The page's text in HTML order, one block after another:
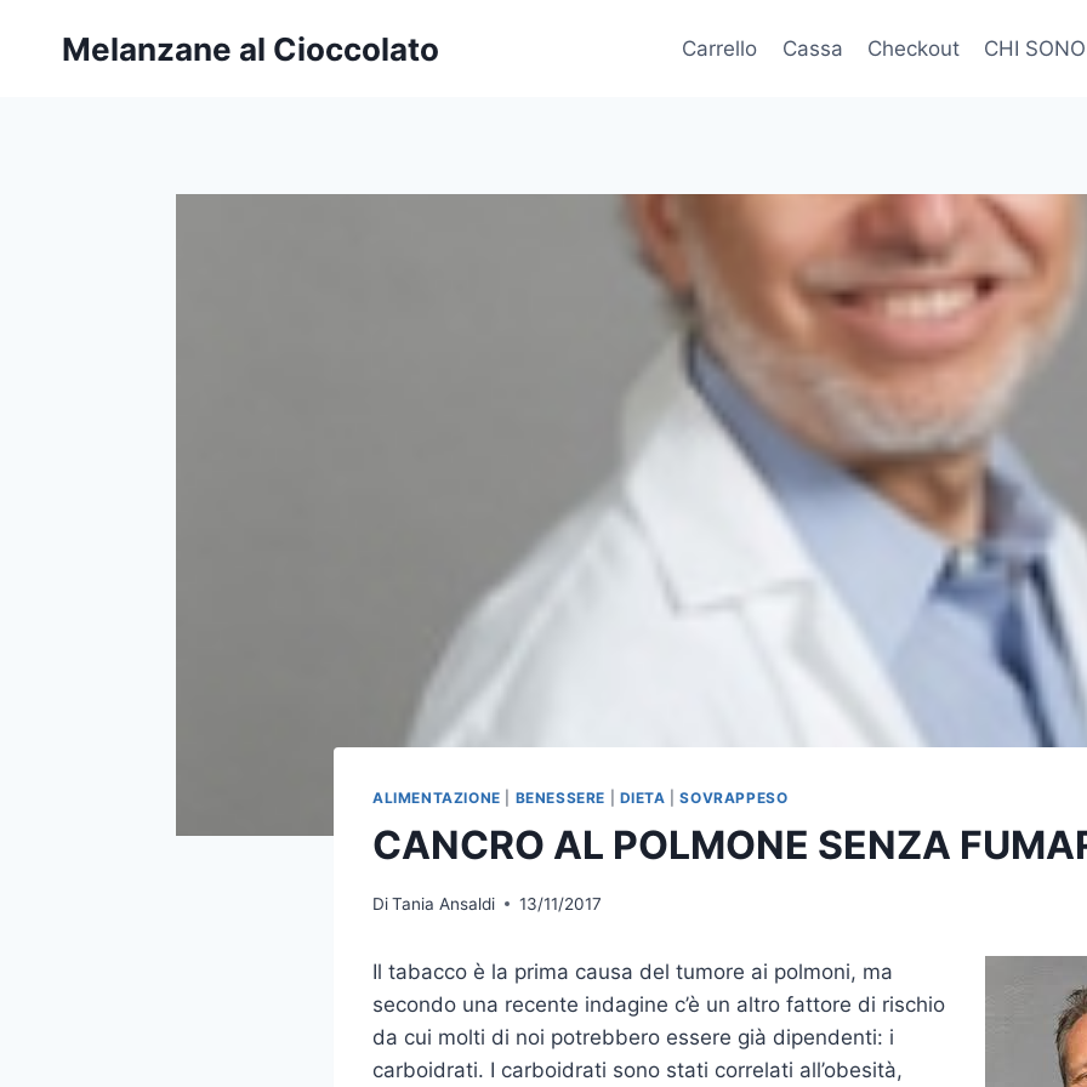
Melanzane al Cioccolato Carrello Cassa Checkout CHI SONO
ALIMENTAZIONE BENESSERE DIETA |SOVRAPPESO
CANCRO AL POLMONE SENZA
DiTania Ansaldi 13/11/2017
Il tabacco è la prima causa del tumore ai polmoni, ma
secondo una recente indagine c’è un altro fattore di rischio
da cui molti di noi potrebbero essere già dipendenti: i
carboidrati. I carboidrati sono stati correlati all’obesità,